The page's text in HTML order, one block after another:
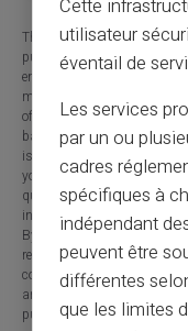
The information provided
purposes only and has no
ensure the accuracy,
may contain errors,
of the articles cannot be
based on the information
is made at your own risk
you to consult a qualified
question or decision
information presented on
By visiting this blog, you
released from any liability
consequences arising from
are linked to errors,
published.
Cette
utilisateur
éventail de
Les services
par un ou
cadres
spécifiques à
indépendant
peuvent être
différentes
que les limites